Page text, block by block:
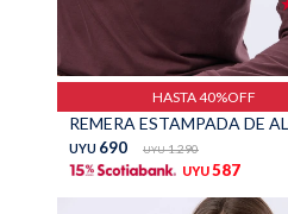
HASTA 40%OFF
UYU 690 UYU 1.290
UYU587